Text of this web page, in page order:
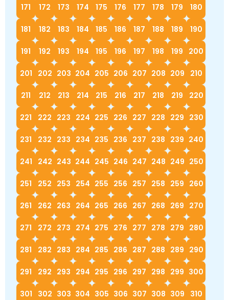
171 172 173 174 175 176 177 178 179 180
181 182 183 184 185 186 187 188 189 190
191 192 193 194 195 196 197 198 199 200
201 202 203 204 205 206 207 208 209 210
211 212 213 214 215 216 217 218 219 220
221 222 223 224 225 226 227 228 229 230
231 232 233 234 235 236 237 238 239 240
241 242 243 244 245 246 247 248 249 250
251 252 253 254 255 256 257 258 259 260
261 262 263 264 265 266 267 268 269 270
271 272 273 274 275 276 277 278 279 280
281 282 283 284 285 286 287 288 289 290
291 292 293 294 295 296 297 298 299 300
301 302 303 304 305 306 307 308 309 310